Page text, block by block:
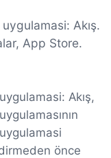
Akış.
App Store.
Akış,
önce